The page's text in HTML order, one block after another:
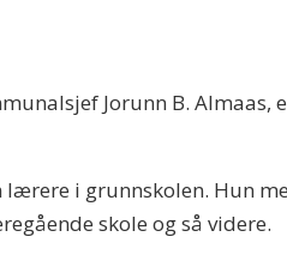
Jorunn B. Almaas,
i grunnskolen. Hun
skole og så videre.